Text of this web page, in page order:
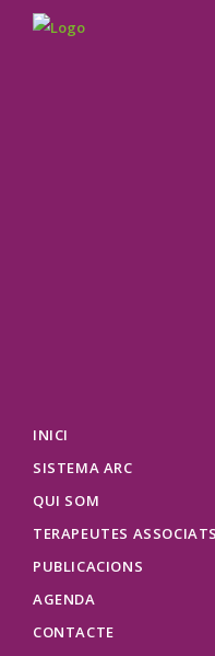
INICI
SISTEMA ARC
QUI SOM
TERAPEUTES ASSOCIATS
PUBLICACIONS
AGENDA
CONTACTE